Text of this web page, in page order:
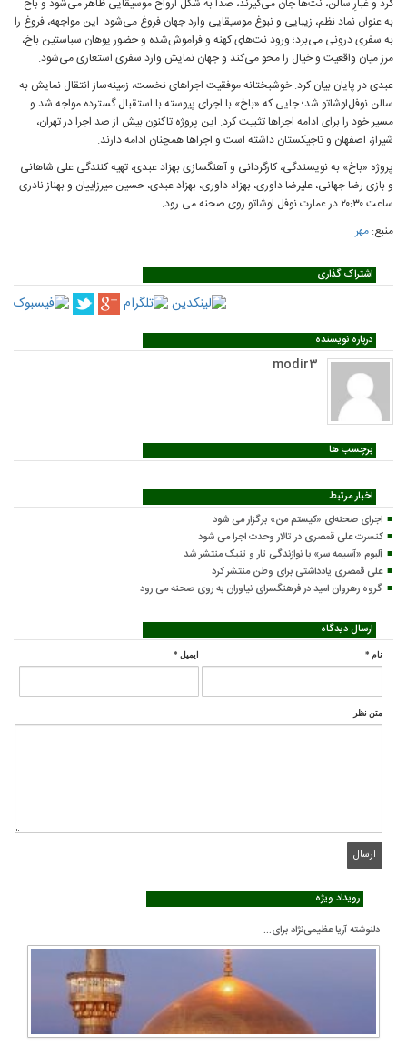
گرد و غبارِ سالن، نت‌ها جان می‌گیرند، صدا به شکل ارواح موسیقایی ظاهر می‌شود و باخ
به عنوان نماد نظم، زیبایی و نبوغ موسیقایی وارد جهان فروغ می‌شود. این مواجهه، فروغ را
به سفری درونی می‌برد؛ ورود نت‌های کهنه و فراموش‌شده و حضور یوهان سباستین باخ،
مرز میان واقعیت و خیال را محو می‌کند و جهان نمایش وارد سفری استعاری می‌شود.
عبدی در پایان بیان کرد: خوشبختانه موفقیت اجراهای نخست، زمینه‌ساز انتقال نمایش به
سالن نوفل‌لوشاتو شد؛ جایی که «باخ» با اجرای پیوسته با استقبال گسترده مواجه شد و
مسیر خود را برای ادامه‌ اجراها تثبیت کرد. این پروژه تاکنون بیش از صد اجرا در تهران،
شیراز، اصفهان و تاجیکستان داشته است و اجراها همچنان ادامه دارند.
پروژه «باخ» به نویسندگی، کارگردانی و آهنگسازی بهزاد عبدی، تهیه کنندگی علی شاهانی
و بازی رضا جهانی، علیرضا داوری، بهزاد داوری، بهزاد عبدی، حسین میرزاییان و بهناز نادری
ساعت ۲۰:۳۰ در عمارت نوفل لوشاتو روی صحنه می رود.
منبع: مهر
اشتراک گذاری
درباره نویسنده
modir3
برچسب ها
اخبار مرتبط
اجرای صحنه‌ای «کیستم من» برگزار می شود
کنسرت علی قمصری در تالار وحدت اجرا می شود
آلبوم «آسیمه سر» با نوازندگی تار و تنبک منتشر شد
علی قمصری یادداشتی برای وطن منتشر کرد
گروه رهروان امید در فرهنگسرای نیاوران به روی صحنه می رود
ارسال دیدگاه
نام * ایمیل *
متن نظر
رویداد ویژه
دلنوشته آریا عظیمی‌نژاد برای...